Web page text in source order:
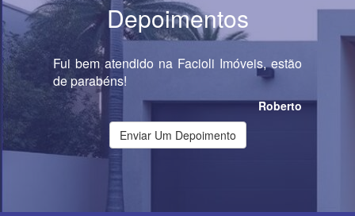
Depoimentos
Fui bem atendido na Facioli Imóveis, estão
de parabéns!
Roberto
Enviar Um Depoimento